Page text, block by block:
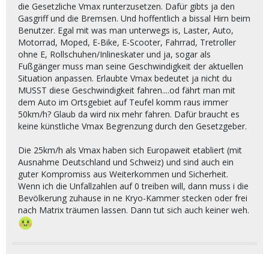
die Gesetzliche Vmax runterzusetzen. Dafür gibts ja den
Gasgriff und die Bremsen. Und hoffentlich a bissal Hirn beim
Benutzer. Egal mit was man unterwegs is, Laster, Auto,
Motorrad, Moped, E-Bike, E-Scooter, Fahrrad, Tretroller
ohne E, Rollschuhen/Inlineskater und ja, sogar als
Fußgänger muss man seine Geschwindigkeit der aktuellen
Situation anpassen. Erlaubte Vmax bedeutet ja nicht du
MUSST diese Geschwindigkeit fahren....od fährt man mit
dem Auto im Ortsgebiet auf Teufel komm raus immer
50km/h? Glaub da wird nix mehr fahren. Dafür braucht es
keine künstliche Vmax Begrenzung durch den Gesetzgeber.
Die 25km/h als Vmax haben sich Europaweit etabliert (mit
Ausnahme Deutschland und Schweiz) und sind auch ein
guter Kompromiss aus Weiterkommen und Sicherheit.
Wenn ich die Unfallzahlen auf 0 treiben will, dann muss i die
Bevölkerung zuhause in ne Kryo-Kammer stecken oder frei
nach Matrix träumen lassen. Dann tut sich auch keiner weh.